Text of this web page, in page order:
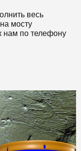
весь
мосту
нам по телефону